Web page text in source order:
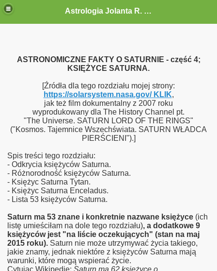
Astrologia Jolanta R. G.-Gołębiewska
ASTRONOMICZNE FAKTY O SATURNIE - część 4;
KSIĘŻYCE SATURNA.
[Źródła dla tego rozdziału mojej strony:
https://solarsystem.nasa.gov/ KLIK,
jak też film dokumentalny z 2007 roku
wyprodukowany dla The History Channel pt.
"The Universe. SATURN LORD OF THE RINGS"
("Kosmos. Tajemnice Wszechświata. SATURN WŁADCA
PIERŚCIENI").]
Spis treści tego rozdziału:
- Odkrycia księżyców Saturna.
- Różnorodność księżyców Saturna.
- Księżyc Saturna Tytan.
- Księżyc Saturna Enceladus.
- Lista 53 księżyców Saturna.
Saturn ma 53 znane i konkretnie nazwane księżyce (ich
listę umieściłam na dole tego rozdziału), a dodatkowe 9
księżyców jest "na liście oczekujących" (stan na maj
2015 roku). Saturn nie może utrzymywać życia takiego,
jakie znamy, jednak niektóre z księżyców Saturna mają
warunki, które mogą wspierać życie.
Cytując Wikipedię: Saturn ma 62 księżyce o